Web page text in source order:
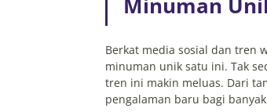
Berkat media sosial dan tren
minuman unik satu ini. Tak
tren ini makin meluas. Dari
pengalaman baru bagi